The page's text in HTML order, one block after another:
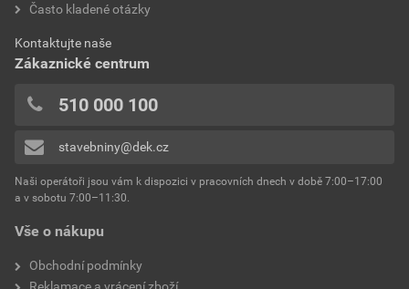
bez DPH za kg
Dokumenty výrobce
Environmentální prohlášení výrobku
Stáhnout
Velikost
spotřeba
výrobce
typ
reakce na oheň
součinitel tepelné vodivosti0,8 W/mK
teplota zpracování
hmotnost
Přidávat hodnocení může pouze přihlášený uživatel.
Vše o nákupu
Obchodní podmínky
Reklamace a vrácení zboží
Často kladené otázky
Kontaktujte naše
Zákaznické centrum
510 000 100
stavebniny@dek.cz
Naši operátoři jsou vám k dispozici v pracovních dnech v době 7:00–17:00
a v sobotu 7:00–11:30.